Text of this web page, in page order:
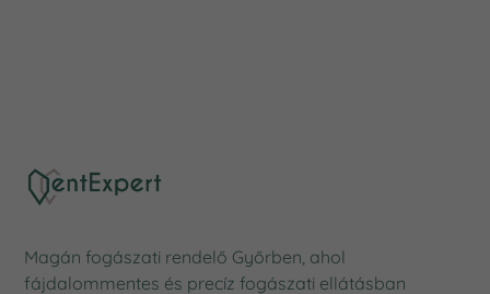
Magán fogászati rendelő Győrben, ahol
fájdalommentes és precíz fogászati ellátásban